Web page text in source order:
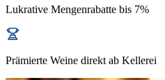
Lukrative Mengenrabatte bis 7%
Prämierte Weine direkt ab Kellerei